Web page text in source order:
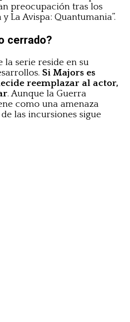
preocupación tras los
La Avispa: Quantumania”.
cerrado?
la serie reside en su
Si Majors es
reemplazar al actor,
. Aunque la Guerra
como una amenaza
las incursiones sigue